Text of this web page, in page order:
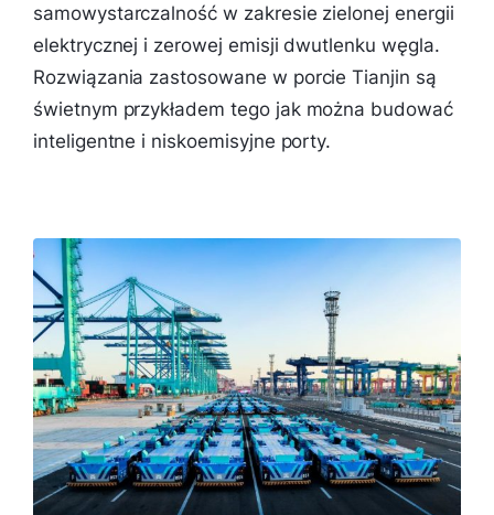
samowystarczalność w zakresie zielonej energii
elektrycznej i zerowej emisji dwutlenku węgla.
Rozwiązania zastosowane w porcie Tianjin są
świetnym przykładem tego jak można budować
inteligentne i niskoemisyjne porty.